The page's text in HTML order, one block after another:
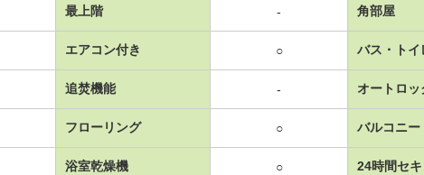
最上階 - 角部屋
エアコン付き ○ バス・トイ
追焚機能 - オートロッ
フローリング ○ バルコニー
浴室乾燥機 ○ 24時間セ